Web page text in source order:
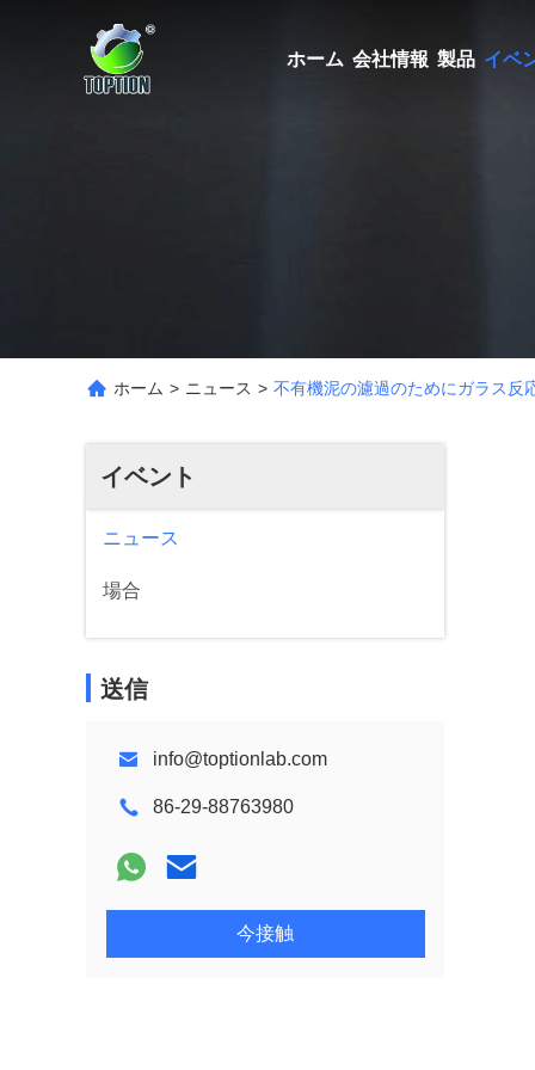
ホーム 会社情報 製品 イベ
ホーム > ニュース > 不有機泥の濾過のためにガラス反
イベント
ニュース
場合
送信
info@toptionlab.com
86-29-88763980
今接触